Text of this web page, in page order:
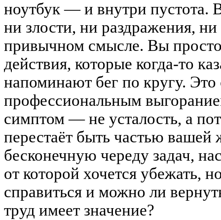
ноутбук — и внутри пустота.
ни злости, ни раздражения,
привычном смысле. Вы
действия, которые когда-то
напоминают бег по кругу.
профессиональным
симптом — не усталость, а
перестаёт быть частью вашей
бесконечную череду задач,
от которой хочется убежать,
справиться и можно ли
труд имеет значение?